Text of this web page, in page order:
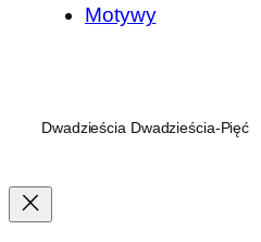
Motywy
Dwadzieścia Dwadzieścia-Pięć